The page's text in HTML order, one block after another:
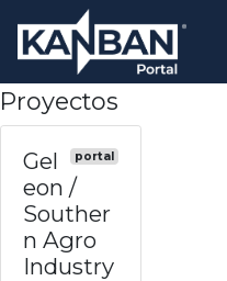
Proyectos
portal
Gel
eon /
Souther
n Agro
Industry